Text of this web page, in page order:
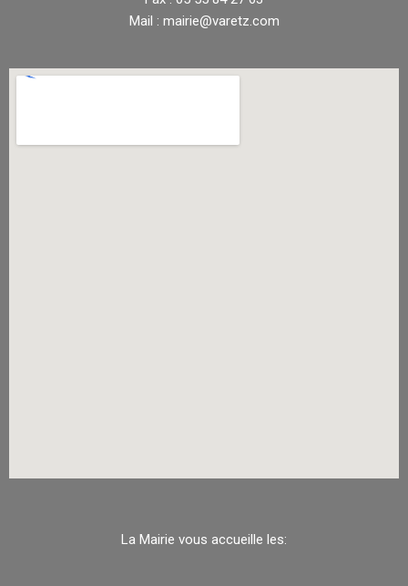
Mail : mairie@varetz.com
La Mairie vous accueille les: